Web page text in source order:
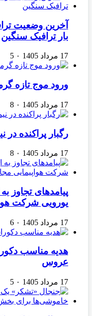
آخرین وضعیت
بار ترافیک سنگین
17 مرداد 1405 ۰ 5
ورود موج تازه
17 مرداد 1405 ۰ 8
رگبار پراکنده
17 مرداد 1405 ۰ 8
یورویی شرکت
17 مرداد 1405 ۰ 6
هدیه مناسب
عروس
17 مرداد 1405 ۰ 5